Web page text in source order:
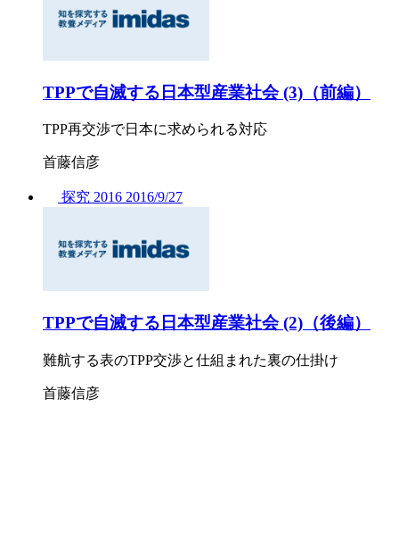
TPPで自滅する日本型産業社会 (3)（前編）
TPP再交渉で日本に求められる対応
首藤信彦
探究 2016 2016/9/27
TPPで自滅する日本型産業社会 (2)（後編）
難航する表のTPP交渉と仕組まれた裏の仕掛け
首藤信彦